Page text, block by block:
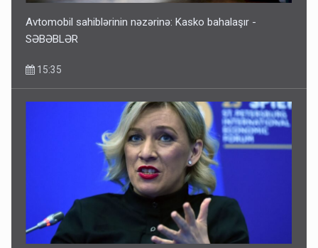
Avtomobil sahiblərinin nəzərinə: Kasko bahalaşır -
SƏBƏBLƏR
15:35